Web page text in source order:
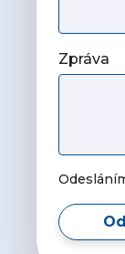
Zpráva